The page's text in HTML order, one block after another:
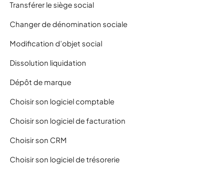
Transférer le siège social
Changer de dénomination sociale
Modification d’objet social
Dissolution liquidation
Dépôt de marque
Choisir son logiciel comptable
Choisir son logiciel de facturation
Choisir son CRM
Choisir son logiciel de trésorerie